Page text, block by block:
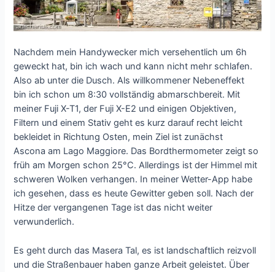
Nachdem mein Handywecker mich versehentlich um 6h
geweckt hat, bin ich wach und kann nicht mehr schlafen.
Also ab unter die Dusch. Als willkommener Nebeneffekt
bin ich schon um 8:30 vollständig abmarschbereit. Mit
meiner Fuji X-T1, der Fuji X-E2 und einigen Objektiven,
Filtern und einem Stativ geht es kurz darauf recht leicht
bekleidet in Richtung Osten, mein Ziel ist zunächst
Ascona am Lago Maggiore. Das Bordthermometer zeigt so
früh am Morgen schon 25°C. Allerdings ist der Himmel mit
schweren Wolken verhangen. In meiner Wetter-App habe
ich gesehen, dass es heute Gewitter geben soll. Nach der
Hitze der vergangenen Tage ist das nicht weiter
verwunderlich.
Es geht durch das Masera Tal, es ist landschaftlich reizvoll
und die Straßenbauer haben ganze Arbeit geleistet. Über